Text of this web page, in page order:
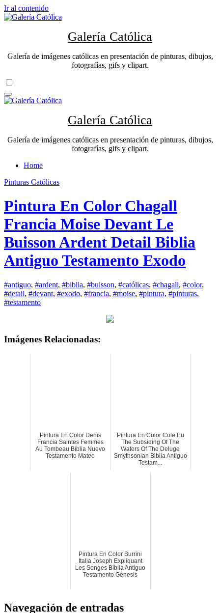
Ir al contenido
Galería Católica
Galería de imágenes católicas en presentación de pinturas, dibujos,
fotografías, gifs y clipart.
Galería Católica
Galería de imágenes católicas en presentación de pinturas, dibujos,
fotografías, gifs y clipart.
Home
Pinturas Católicas
Pintura En Color Chagall
Francia Moise Devant Le
Buisson Ardent Detail Biblia
Antiguo Testamento Exodo
#antiguo, #ardent, #biblia, #buisson, #católicas, #chagall, #color,
#detail, #devant, #exodo, #francia, #moise, #pintura, #pinturas,
#testamento
Imágenes Relacionadas:
Pintura En Color Denis
Francia Saintes Femmes
Au Tombeau Biblia Nuevo
Testamento Mateo
Pintura En Color Cole Eu
The Subsiding Of The
Waters Of The Deluge
Smythsonian Biblia Antiguo
Testam...
Pintura En Color Burrini
Italia Joseph Expliquant
Les Songes Biblia Antiguo
Testamento Genesis
Navegación de entradas